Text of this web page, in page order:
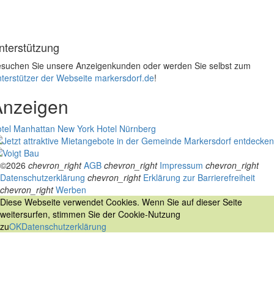
Sie unsere Anzeigenkunden oder werden Sie selbst zum
der Webseite markersdorf.de!
Manhattan New York Hotel Nürnberg
©2026 chevron_right AGB chevron_right Impressum chevron_right
Datenschutzerklärung chevron_right Erklärung zur Barrierefreiheit
chevron_right Werben
Diese Webseite verwendet Cookies. Wenn Sie auf dieser Seite
weitersurfen, stimmen Sie der Cookie-Nutzung
zuOKDatenschutzerklärung